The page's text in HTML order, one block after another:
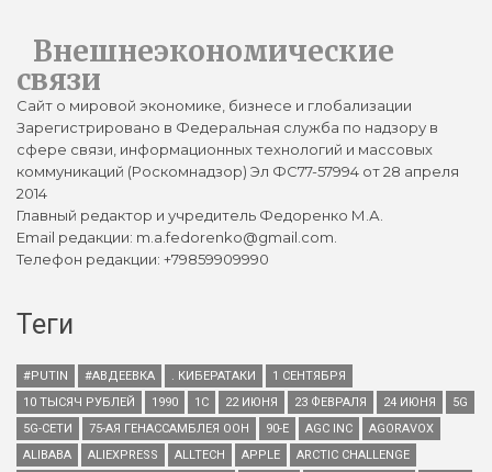
Внешнеэкономические
связи
Сайт о мировой экономике, бизнесе и глобализации
Зарегистрировано в Федеральная служба по надзору в
сфере связи, информационных технологий и массовых
коммуникаций (Роскомнадзор) Эл ФС77-57994 от 28 апреля
2014
Главный редактор и учредитель Федоренко М.А.
Email редакции: m.a.fedorenko@gmail.com.
Телефон редакции: +79859909990
Теги
#PUTIN #АВДЕЕВКА . КИБЕРАТАКИ
1 СЕНТЯБРЯ
10 ТЫСЯЧ РУБЛЕЙ
1990 1С 22 ИЮНЯ 23 ФЕВРАЛЯ 24 ИЮНЯ
5G
5G-СЕТИ
75-АЯ ГЕНАССАМБЛЕЯ ООН 90-Е AGC INC
AGORAVOX
ALIBABA
ALIEXPRESS ALLTECH APPLE
ARCTIC CHALLENGE